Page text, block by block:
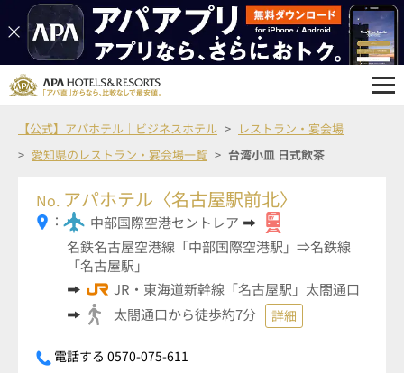
【公式】アパホテル｜ビジネスホテル
レストラン・宴会場
愛知県のレストラン・宴会場一覧
台湾小皿 日式飲茶
No. アパホテル〈名古屋駅前北〉
：
中部国際空港セントレア
名鉄名古屋空港線「中部国際空港駅」⇒名鉄線
「名古屋駅」
JR・東海道新幹線「名古屋駅」太閤通口
太閤通口から徒歩約7分
詳細
電話する 0570-075-611